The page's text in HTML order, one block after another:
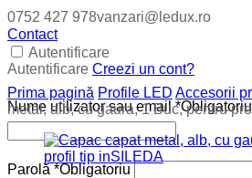
0752 427 978vanzari@ledux.ro
Contact
Autentificare
Autentificare Creezi un cont?
Nume utilizator sau email*Obligatoriu
Parolă *Obligatoriu
Prima pagină Profile LED Accesorii
metal, alb, cu gaura, 1 Buc, pentru